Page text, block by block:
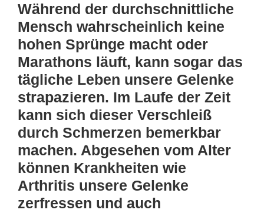
Während der durchschnittliche
Mensch wahrscheinlich keine
hohen Sprünge macht oder
Marathons läuft, kann sogar das
tägliche Leben unsere Gelenke
strapazieren. Im Laufe der Zeit
kann sich dieser Verschleiß
durch Schmerzen bemerkbar
machen. Abgesehen vom Alter
können Krankheiten wie
Arthritis unsere Gelenke
zerfressen und auch